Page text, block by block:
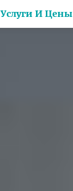
Услуги И Цены